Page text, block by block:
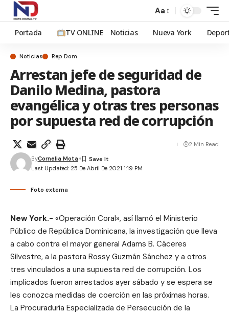
Aa
Portada TV ONLINE Noticias Nueva York
Noticias Rep Dom
Arrestan jefe de seguridad de
Danilo Medina, pastora
evangélica y otras tres personas
por supuesta red de corrupción
Last Updated: 25 De Abril De 2021 1:19 PM
ByCornelia Mota
2 Min Read
Foto externa
New York.- «Operación Coral», así llamó el Ministerio
Público de República Dominicana, la investigación que lleva
a cabo contra el mayor general Adams B. Cáceres
Silvestre, a la pastora Rossy Guzmán Sánchez y a otros
tres vinculados a una supuesta red de corrupción. Los
implicados fueron arrestados ayer sábado y se espera se
les conozca medidas de coerción en las próximas horas.
La Procuraduría Especializada de Persecución de la